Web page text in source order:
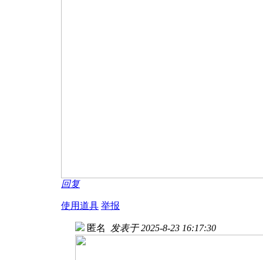
回复
使用道具 举报
匿名 发表于 2025-8-23 16:17:30